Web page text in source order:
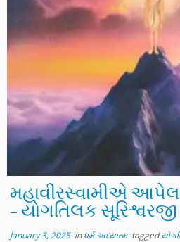
મહાવીરસ્વામીએ
– યોગતિલક
January 3, 2025inધર્મ અધ્યાત્મ tagged